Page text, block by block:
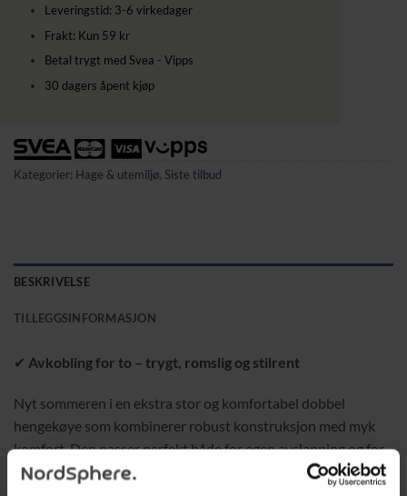
Leveringstid: 3-6 virkedager
Frakt: Kun 59 kr
Betal trygt med Svea - Vipps
30 dagers åpent kjøp
Kategorier: Hage & utemiljø, Siste tilbud
BESKRIVELSE
TILLEGGSINFORMASJON
✔ Avkobling for to – trygt, romslig og stilrent
Nyt sommeren i en ekstra stor og komfortabel dobbel
hengekøye som kombinerer robust konstruksjon med myk
komfort. Den passer perfekt både for egen avslapning og for
å dele rolige øyeblikk med noen du er glad i. Med en